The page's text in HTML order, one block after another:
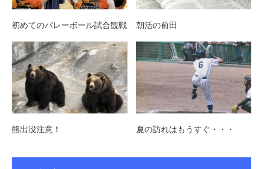
初めてのバレーボール試合観戦 朝活の前田
熊出没注意！ 夏の訪れはもうすぐ・・・